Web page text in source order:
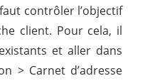
contrôler l’objectif
client. Pour cela, il
et aller dans
> Carnet d’adresse